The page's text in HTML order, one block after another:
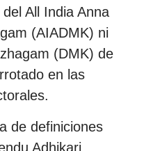
All India Anna
(AIADMK) ni
(DMK) de
en las
de definiciones
Adhikari